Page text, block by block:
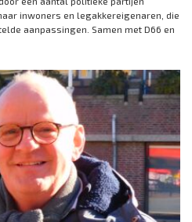
inwoners en legakkereigenaren, die
aanpassingen. Samen met D66 en